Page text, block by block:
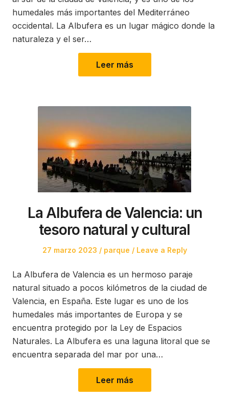
humedales más importantes del Mediterráneo
occidental. La Albufera es un lugar mágico donde la
naturaleza y el ser…
Leer más
La Albufera de Valencia: un
tesoro natural y cultural
Posted
27 marzo 2023
Posted
parque Leave a Reply
La Albufera de Valencia es un hermoso paraje
natural situado a pocos kilómetros de la ciudad de
Valencia, en España. Este lugar es uno de los
humedales más importantes de Europa y se
encuentra protegido por la Ley de Espacios
Naturales. La Albufera es una laguna litoral que se
encuentra separada del mar por una…
Leer más